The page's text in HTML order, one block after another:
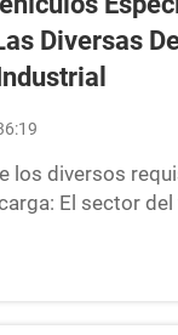
Diversas
los diversos
El sector
un amplio
cientos de
sensibles